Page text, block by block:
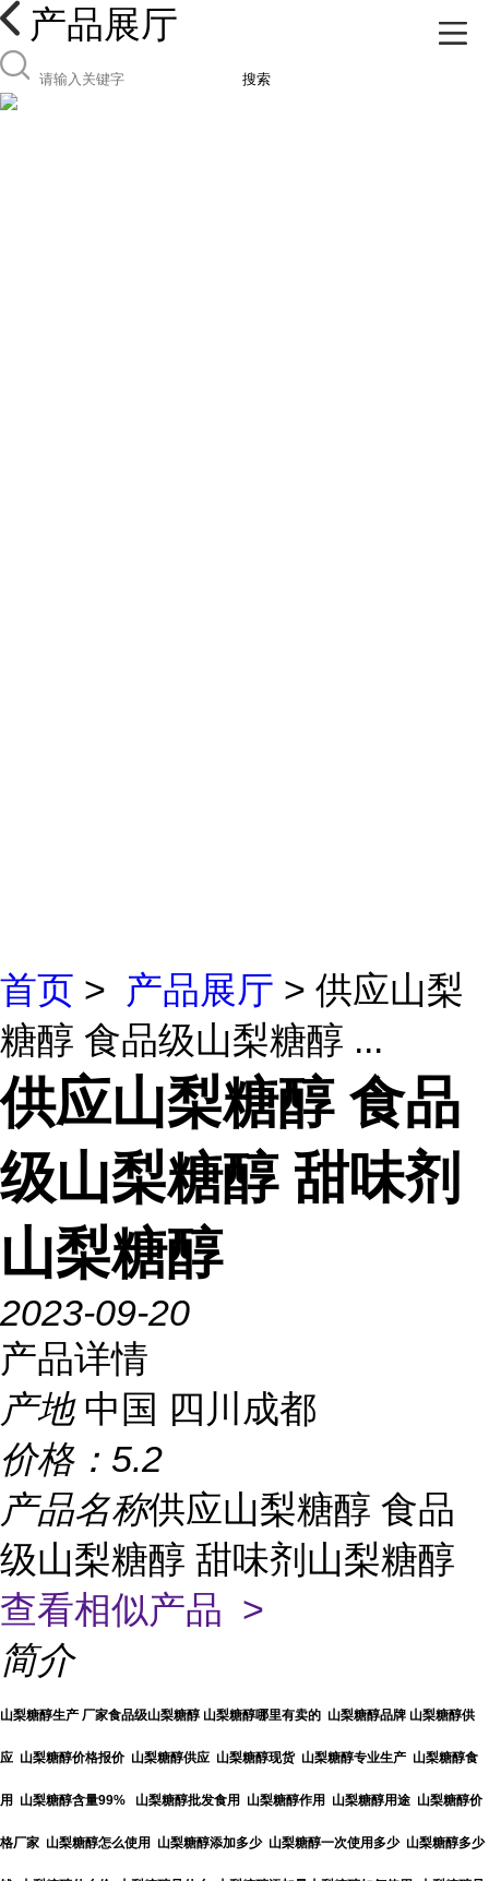
产品展厅
搜索
首页 > 产品展厅 > 供应山梨
糖醇 食品级山梨糖醇 ...
供应山梨糖醇 食品
级山梨糖醇 甜味剂
山梨糖醇
2023-09-20
产品详情
产地 中国 四川成都
价格： 5.2
产品名称供应山梨糖醇 食品
级山梨糖醇 甜味剂山梨糖醇
查看相似产品 >
简介
山梨糖醇生产 厂家食品级山梨糖醇 山梨糖醇哪里有卖的 山梨糖醇品牌 山梨糖醇供
应 山梨糖醇价格报价 山梨糖醇供应 山梨糖醇现货 山梨糖醇专业生产 山梨糖醇食
用 山梨糖醇含量99% 山梨糖醇批发食用 山梨糖醇作用 山梨糖醇用途 山梨糖醇价
格厂家 山梨糖醇怎么使用 山梨糖醇添加多少 山梨糖醇一次使用多少 山梨糖醇多少